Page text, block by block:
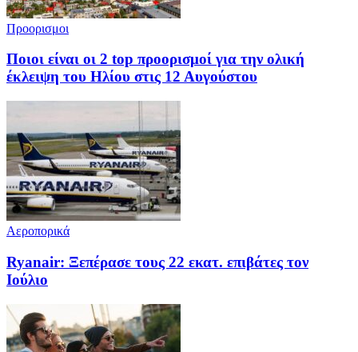
Προορισμοι
Ποιοι είναι οι 2 top προορισμοί για την ολική
έκλειψη του Ηλίου στις 12 Αυγούστου
Αεροπορικά
Ryanair: Ξεπέρασε τους 22 εκατ. επιβάτες τον
Ιούλιο